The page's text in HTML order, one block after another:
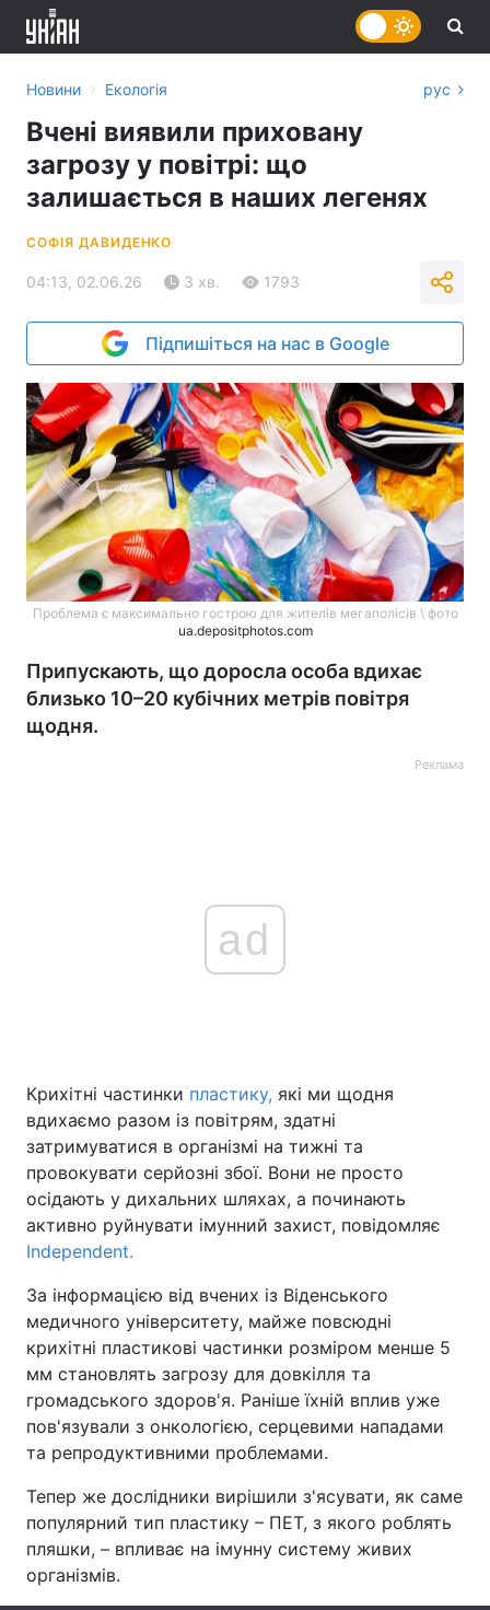
Україна Політика
Економіка Світ
Спорт Наука
Техно і зв'язок
Зброя Інциденти
Туризм
Цікавинки Погода
Екологія Регіони
Лонгріди
Відео з Youtube
Новини › Екологія рус
Вчені виявили приховану
загрозу у повітрі: що
залишається в наших легенях
СОФІЯ ДАВИДЕНКО
04:13, 02.06.26 3 хв. 1793
Підпишіться на нас в Google
Проблема є максимально гострою для жителів мегаполісів \ фото
ua.depositphotos.com
Припускають, що доросла особа вдихає
близько 10–20 кубічних метрів повітря
щодня.
Реклама
ad
Крихітні частинки пластику, які ми щодня
вдихаємо разом із повітрям, здатні
затримуватися в організмі на тижні та
провокувати серйозні збої. Вони не просто
осідають у дихальних шляхах, а починають
активно руйнувати імунний захист, повідомляє
Independent.
За інформацією від вчених із Віденського
медичного університету, майже повсюдні
крихітні пластикові частинки розміром менше 5
мм становлять загрозу для довкілля та
громадського здоров'я. Раніше їхній вплив уже
пов'язували з онкологією, серцевими нападами
та репродуктивними проблемами.
Тепер же дослідники вирішили з'ясувати, як саме
популярний тип пластику – ПЕТ, з якого роблять
пляшки, – впливає на імунну систему живих
організмів.